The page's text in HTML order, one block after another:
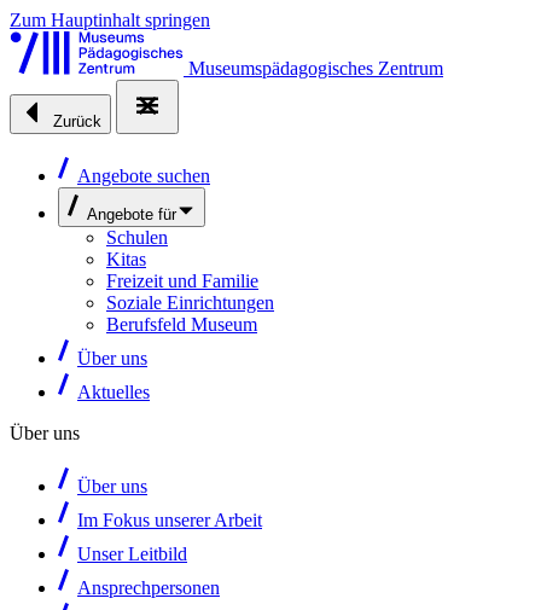
Zum Hauptinhalt springen
Museumspädagogisches Zentrum
Zurück
Angebote suchen
Angebote für
Schulen
Kitas
Freizeit und Familie
Soziale Einrichtungen
Berufsfeld Museum
Über uns
Aktuelles
Über uns
Über uns
Im Fokus unserer Arbeit
Unser Leitbild
Ansprechpersonen